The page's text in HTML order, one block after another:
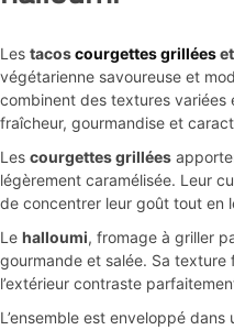
Les tacoscourgettes grillées
végétarienne savoureuse et
combinent des textures variées
fraîcheur, gourmandise et
Les courgettes grillées
légèrement caramélisée. Leur
de concentrer leur goût tout en
Le halloumi, fromage à griller
gourmande et salée. Sa
l’extérieur contraste
L’ensemble est enveloppé
Bonnes affaires
Aides culinaires
Epices bébé et enfant
Voir toutes les recettes